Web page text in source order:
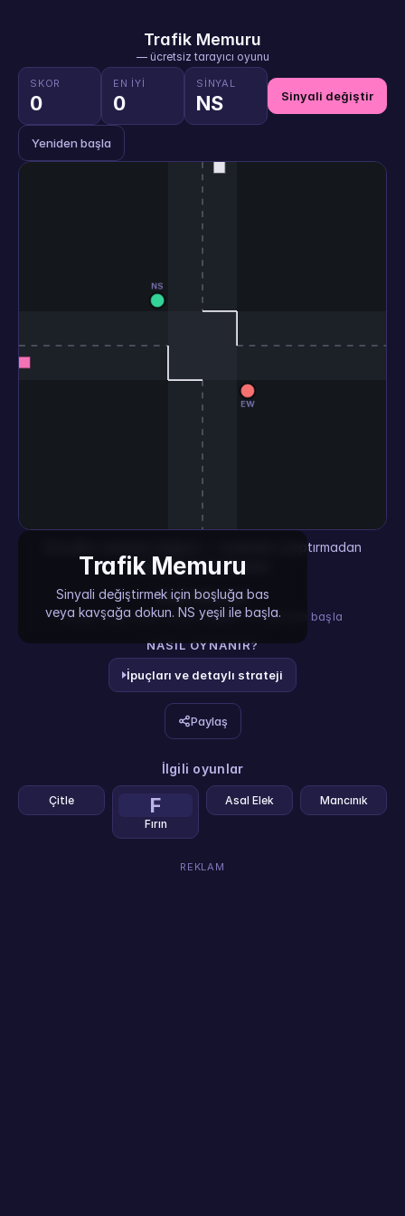
Trafik Memuru
— ücretsiz tarayıcı oyunu
SKOR
0
EN IYI
0
SINYAL
NS Sinyali değiştir
Yeniden başla
Trafik Memuru
Sinyali değiştirmek için boşluğa bas
veya kavşağa dokun. NS yeşil ile başla.
Sinyalleri zamanla değiştir — arabaları çarptırmadan
geçir, kuyruk birikmesin.
KONTROLLER
Boşluk veya tıkla: sinyal değiştir · R: yeniden başla
NASIL OYNANIR?
İpuçları ve detaylı strateji
Paylaş
İlgili oyunlar
Çitle F
Fırın
Asal Elek Mancınık
REKLAM